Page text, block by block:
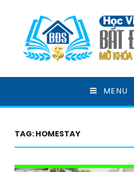
HỌC VIỆN
SẢN
MENU
TAG:HOMESTAY